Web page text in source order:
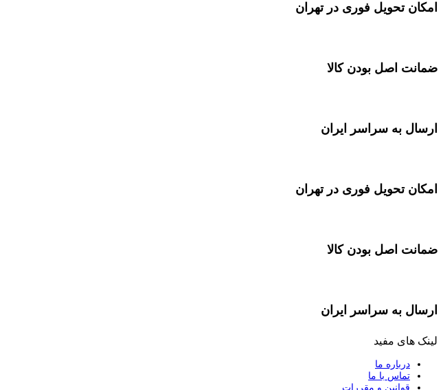
امکان تحویل فوری در تهران
ضمانت اصل بودن کالا
ارسال به سراسر ایران
امکان تحویل فوری در تهران
ضمانت اصل بودن کالا
ارسال به سراسر ایران
لینک های مفید
درباره ما
تماس با ما
قوانین و مقررات